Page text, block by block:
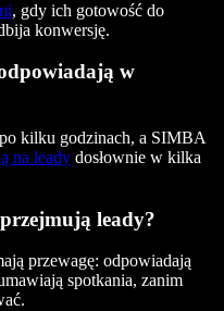
, gdy ich gotowość do
konwersję.
w
kilku godzinach, a SIMBA
na leady dosłownie w kilka
leady?
przewagę: odpowiadają
spotkania, zanim